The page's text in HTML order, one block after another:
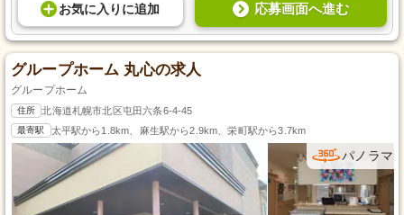
お気に入り に追加 応募画面へ進む
グループホーム 丸心の求人
グループホーム
住所 北海道札幌市北区屯田六条6-4-45
最寄駅 太平駅から1.8km、麻生駅から2.9km、栄町駅から3.7km
パノラマ